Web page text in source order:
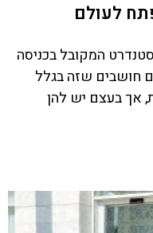
לעולם
המקובל בכניסה
חושבים שזה בגלל
אך בעצם יש להן